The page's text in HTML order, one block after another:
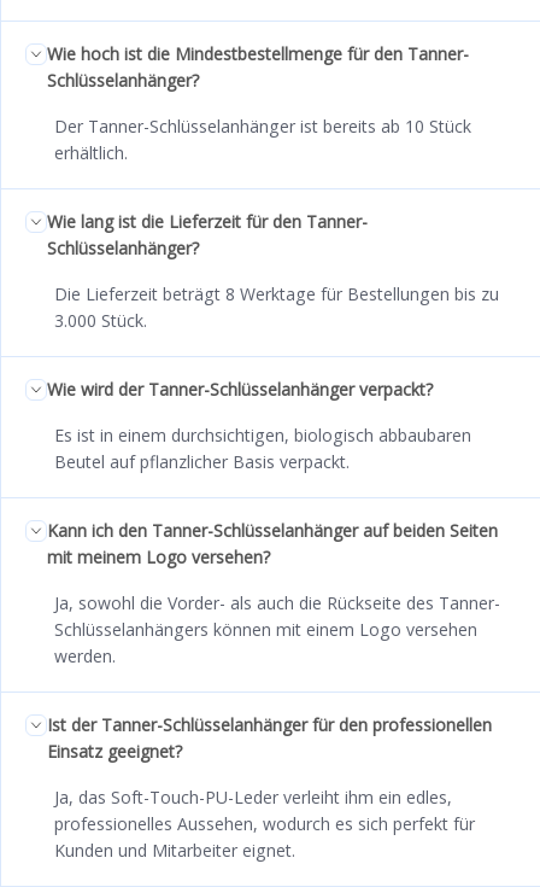
Wie hoch ist die Mindestbestellmenge für den Tanner-
Schlüsselanhänger?
Der Tanner-Schlüsselanhänger ist bereits ab 10 Stück
erhältlich.
Wie lang ist die Lieferzeit für den Tanner-
Schlüsselanhänger?
Die Lieferzeit beträgt 8 Werktage für Bestellungen bis zu
3.000 Stück.
Wie wird der Tanner-Schlüsselanhänger verpackt?
Es ist in einem durchsichtigen, biologisch abbaubaren
Beutel auf pflanzlicher Basis verpackt.
Kann ich den Tanner-Schlüsselanhänger auf beiden Seiten
mit meinem Logo versehen?
Ja, sowohl die Vorder- als auch die Rückseite des Tanner-
Schlüsselanhängers können mit einem Logo versehen
werden.
Ist der Tanner-Schlüsselanhänger für den professionellen
Einsatz geeignet?
Ja, das Soft-Touch-PU-Leder verleiht ihm ein edles,
professionelles Aussehen, wodurch es sich perfekt für
Kunden und Mitarbeiter eignet.